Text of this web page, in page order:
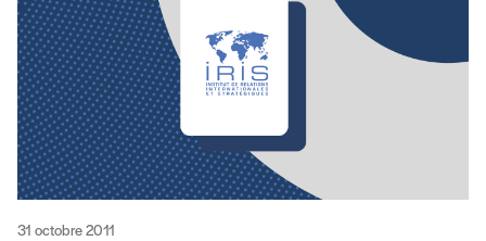
31 octobre 2011